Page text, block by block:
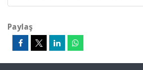
Paylaş